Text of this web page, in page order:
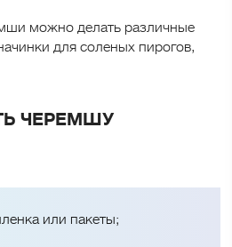
можно делать различные
для соленых пирогов,
ЧЕРЕМШУ
или пакеты;